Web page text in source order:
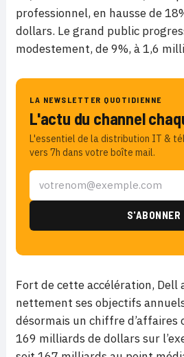
professionnel, en hausse de
dollars. Le grand public
modestement, de 9%, à 1,6
LA NEWSLETTER QUOTIDIENNE
L'actu du channel
L'essentiel de la distribution IT &
vers 7h dans votre boîte mail.
Fort de cette accélération, Dell
nettement ses objectifs
désormais un chiffre d’affaires
169 milliards de dollars sur